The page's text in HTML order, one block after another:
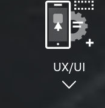
UX/UI